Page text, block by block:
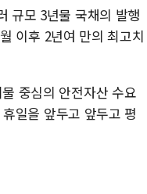
규모 3년물 국채의 발행
이후 2년여 만의 최고치
중심의 안전자산 수요
일을 앞두고 앞두고 평